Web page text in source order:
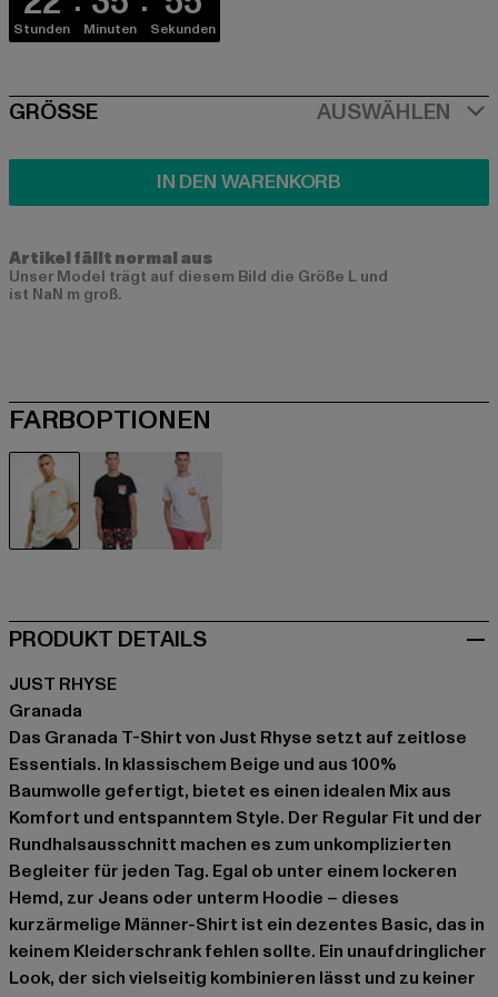
Stunden Minuten Sekunden
SIZE
GRÖSSE AUSWÄHLEN
IN DEN WARENKORB
Artikel fällt normal aus
Unser Model trägt auf diesem Bild die Größe L und
ist NaN m groß.
FARBOPTIONEN
PRODUKT DETAILS
JUST RHYSE
Granada
Das Granada T-Shirt von Just Rhyse setzt auf zeitlose
Essentials. In klassischem Beige und aus 100%
Baumwolle gefertigt, bietet es einen idealen Mix aus
Komfort und entspanntem Style. Der Regular Fit und der
Rundhalsausschnitt machen es zum unkomplizierten
Begleiter für jeden Tag. Egal ob unter einem lockeren
Hemd, zur Jeans oder unterm Hoodie – dieses
kurzärmelige Männer-Shirt ist ein dezentes Basic, das in
keinem Kleiderschrank fehlen sollte. Ein unaufdringlicher
Look, der sich vielseitig kombinieren lässt und zu keiner